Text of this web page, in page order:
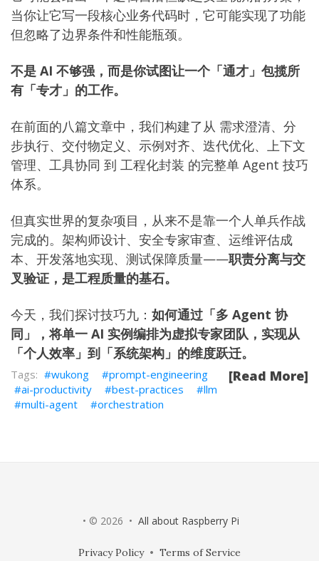
当你让它写一段核心业务代码时，它可能实现了功能
但忽略了边界条件和性能瓶颈。
不是 AI 不够强，而是你试图让一个「通才」包揽所
有「专才」的工作。
在前面的八篇文章中，我们构建了从 需求澄清、 分
步执行、 交付物定义 、 示例对齐、 迭代优化、 上下文
管理、 工具协同 到 工程化封装 的完整单 Agent 技巧
体系。
但真实世界的复杂项目，从来不是靠一个人单兵作战
完成的。架构师设计、安全专家审查、运维评估成
本、开发落地实现、测试保障质量——职责分离与交
叉验证，是工程质量的基石。
今天，我们探讨技巧九： 如何通过「多 Agent 协
同」，将单一 AI 实例编排为虚拟专家团队，实现从
「个人效率」到「系统架构」的维度跃迁。
[Read More]
wukong
prompt-engineering
ai-productivity
best-practices
llm
multi-agent
orchestration
• © 2026 • All about Raspberry Pi
Privacy Policy• Terms of Service